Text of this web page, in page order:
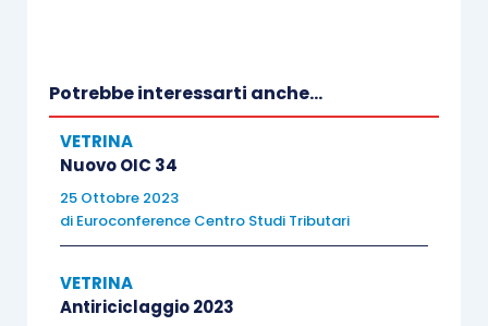
Aumento di capitale gratuito, imputazione
Riduzione del capitale per perdite
Riduzione del capitale per scioglimento
del singolo rapporto sociale
Potrebbe interessarti anche...
VETRINA
Nuovo OIC 34
25 Ottobre 2023
di Euroconference Centro Studi Tributari
VETRINA
Antiriciclaggio 2023